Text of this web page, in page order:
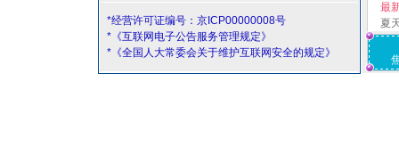
*经营许可证编号：京ICP00000008号
*《互联网电子公告服务管理规定》
*《全国人大常委会关于维护互联网安全的规定》
最
夏